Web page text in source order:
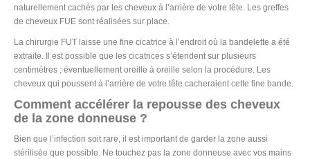
naturellement cachés par les cheveux à l’arrière de votre tête. Les greffes
de cheveux FUE sont réalisées sur place.
La chirurgie FUT laisse une fine cicatrice à l’endroit où la bandelette a été
extraite. Il est possible que les cicatrices s’étendent sur plusieurs
centimètres ; éventuellement oreille à oreille selon la procédure. Les
cheveux qui poussent à l’arrière de votre tête cacheraient cette fine bande.
Comment accélérer la repousse des cheveux
de la zone donneuse ?
Bien que l’infection soit rare, il est important de garder la zone aussi
stérilisée que possible. Ne touchez pas la zone donneuse avec vos mains